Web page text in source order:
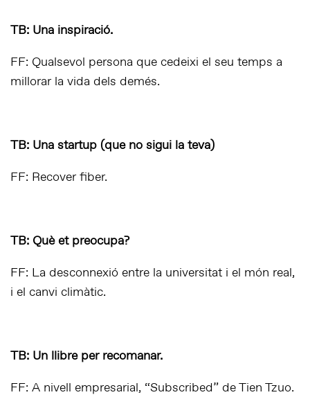
TB: Una inspiració.
FF: Qualsevol persona que cedeixi el seu temps a
millorar la vida dels demés.
TB: Una startup (que no sigui la teva)
FF: Recover fiber.
TB: Què et preocupa?
FF: La desconnexió entre la universitat i el món real,
i el canvi climàtic.
TB: Un llibre per recomanar.
FF: A nivell empresarial, “Subscribed” de Tien Tzuo.